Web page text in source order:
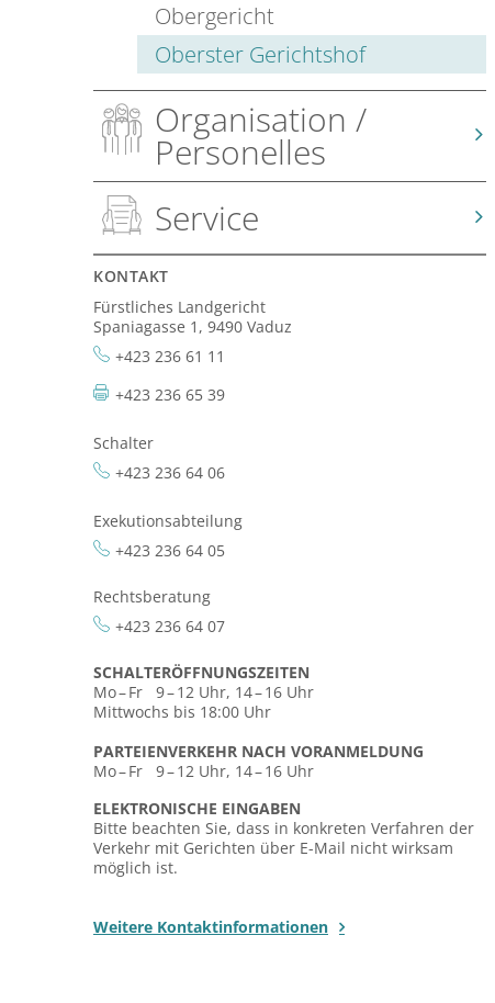
Obergericht
Oberster Gerichtshof
Organisation /
Personelles
Service
KONTAKT
Fürstliches Landgericht
Spaniagasse 1, 9490 Vaduz
+423 236 61 11
+423 236 65 39
Schalter
+423 236 64 06
Exekutionsabteilung
+423 236 64 05
Rechtsberatung
+423 236 64 07
SCHALTERÖFFNUNGSZEITEN
Mo – Fr 9 – 12 Uhr, 14 – 16 Uhr
Mittwochs bis 18:00 Uhr
PARTEIENVERKEHR NACH VORANMELDUNG
Mo – Fr 9 – 12 Uhr, 14 – 16 Uhr
ELEKTRONISCHE EINGABEN
Bitte beachten Sie, dass in konkreten Verfahren der
Verkehr mit Gerichten über E-Mail nicht wirksam
möglich ist.
Weitere Kontaktinformationen